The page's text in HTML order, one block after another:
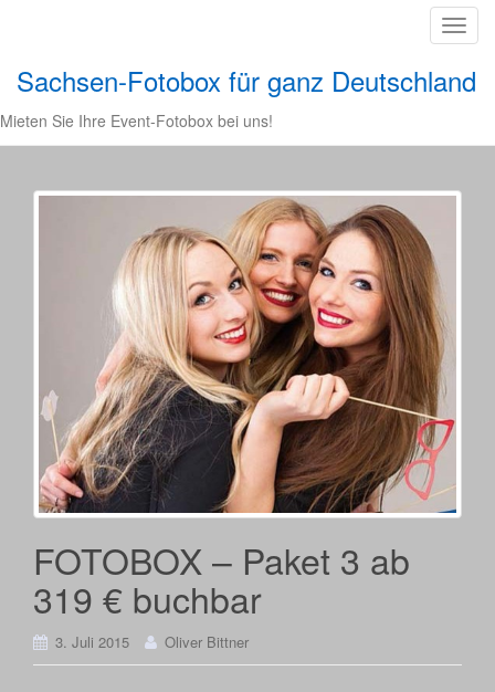
T
g
Sachsen-Fotobox für ganz Deutschland
Mieten Sie Ihre Event-Fotobox bei uns!
FOTOBOX – Paket 3 ab
319 € buchbar
3. Juli 2015 Oliver Bittner